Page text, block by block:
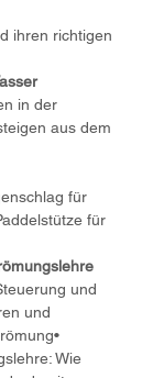
ihren richtigen
in der
aus dem
für
für
und
und
Wie